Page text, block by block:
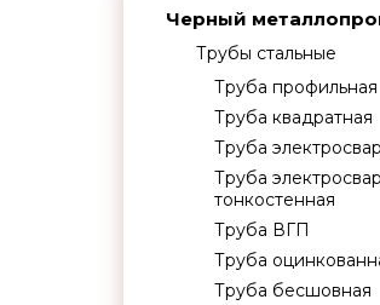
Черный
Трубы стальные
Труба профильная
Труба квадратная
Труба
Труба
тонкостенная
Труба ВГП
Труба
Труба бесшовная